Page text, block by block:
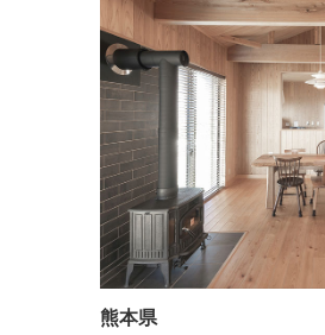
熊本県